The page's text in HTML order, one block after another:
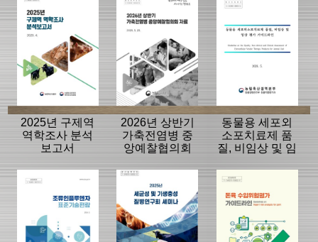
2025년 구제역
역학조사 분석
보고서
2026년 상반기
가축전염병 중
앙예찰협의회
동물용 세포외
소포치료제 품
질, 비임상 및 임
라인